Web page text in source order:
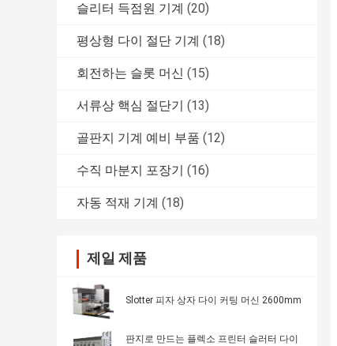
슬리터 득점원 기계 (20)
평상형 다이 절단 기계 (18)
회전하는 슬롯 머신 (15)
서류상 핵심 절단기 (13)
골판지 기계 예비 부품 (12)
수직 마분지 포장기 (16)
자동 적재 기계 (18)
제일 제품
Slotter 피자 상자 다이 커팅 머신 2600mm
판지로 만드는 플렉소 프린터 슬러터 다이